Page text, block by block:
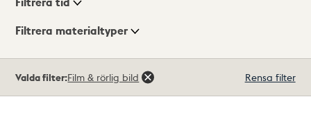
Visningsläge
Filtrera materialtyper
träffar
Valda filter:Film & rörlig bild Rensa filter